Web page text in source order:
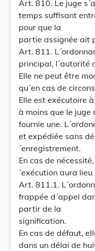
Art. 810. Le juge
temps suffisant
pour que la
partie assignée ait
Art. 811.
principal, l´autorité
Elle ne peut être
qu´en cas de
Elle est exécutoire
à moins que le juge
fournie une.
et expédiée sans
´enregistrement.
En cas de
´exécution aura
Art. 811.1.
frappée d´appel
partir de la
signification.
En cas de défaut,
dans un délai de